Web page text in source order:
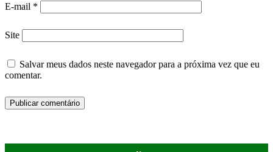
E-mail *
Site
Salvar meus dados neste navegador para a próxima vez que eu
comentar.